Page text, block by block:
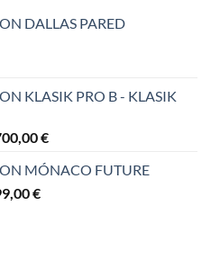
DALLAS PARED
KLASIK PRO B - KLASIK
€Rango
precios:
MÓNACO FUTURE
€Rango